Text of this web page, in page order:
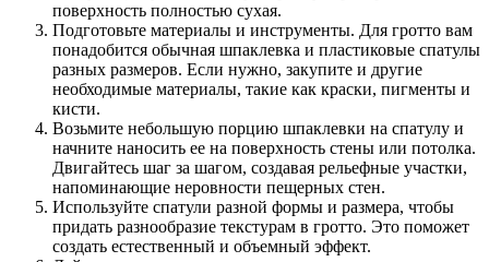
поверхность полностью сухая.
Подготовьте материалы и инструменты. Для гротто вам
понадобится обычная шпаклевка и пластиковые спатулы
разных размеров. Если нужно, закупите и другие
необходимые материалы, такие как краски, пигменты и
кисти.
Возьмите небольшую порцию шпаклевки на спатулу и
начните наносить ее на поверхность стены или потолка.
Двигайтесь шаг за шагом, создавая рельефные участки,
напоминающие неровности пещерных стен.
Используйте спатули разной формы и размера, чтобы
придать разнообразие текстурам в гротто. Это поможет
создать естественный и объемный эффект.